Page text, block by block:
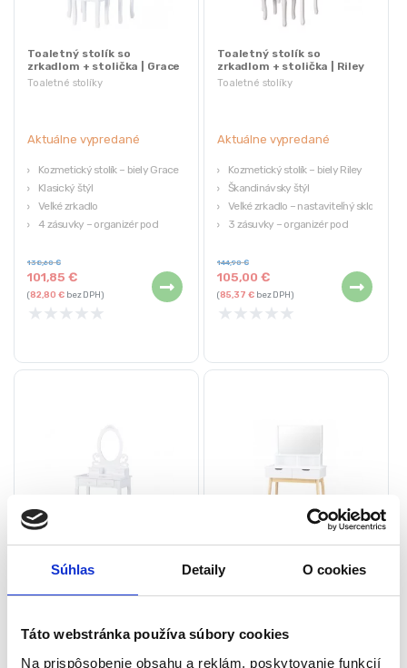
Súhlas Detaily O cookies
Táto webstránka používa súbory cookies
Na prispôsobenie obsahu a reklám, poskytovanie funkcií
Toaletné stolíky
Toaletný stolík so
zrkadlom + stolička | Grace
Aktuálne vypredané
Kozmetický stolík – biely Grace
Klasický štýl
Veľké zrkadlo
4 zásuvky – organizér pod
Pohodlná a kvalitne spracovaná
stolička
101,85€
138,60€
(82,80€bez DPH)
★ ★ ★ ★ ★
Toaletné stolíky
Toaletný stolík so
zrkadlom + stolička | Riley
Aktuálne vypredané
Kozmetický stolík – biely Riley
Škandinávsky štýl
Veľké zrkadlo – nastaviteľný sklon
3 zásuvky – organizér pod
Pohodlná a kvalitne spracovaná
stolička
105,00€
144,90€
(85,37€bez DPH)
★ ★ ★ ★ ★
Toaletné stolíky
Toaletný stolík so
zrkadlom + stolička | Ella
Toaletné stolíky
Toaletný stolík s veľkým
zrkadlom | Emery